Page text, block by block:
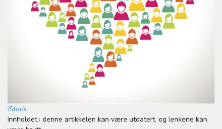
iStock
Innholdet i denne artikkelen kan være utdatert, og lenkene kan